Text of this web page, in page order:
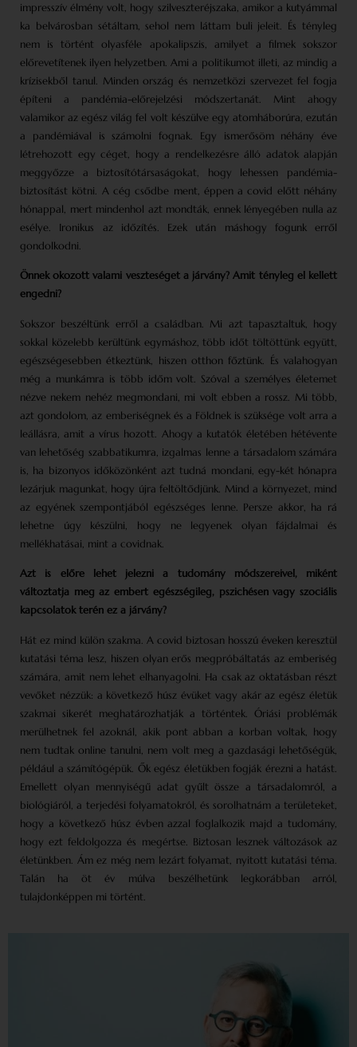
impresszív élmény volt, hogy szilveszteréjszaka, amikor a kutyámmal
ka belvárosban sétáltam, sehol nem láttam buli jeleit. És tényleg
nem is történt olyasféle apokalipszis, amilyet a filmek sokszor
előrevetítenek ilyen helyzetben. Ami a politikumot illeti, az mindig a
krí­zisekből tanul. Minden ország és nemzetközi szervezet fel fogja
építeni a pandémia-előrejelzési módszertanát. Mint ahogy
valamikor az egész világ fel volt készülve egy atomháborúra, ezután
a pandémiával is számolni fognak. Egy ismerősöm néhány éve
létrehozott egy céget, hogy a rendelkezésre álló adatok alapján
meggyőzze a biztosítótársaságokat, hogy lehessen pandémia­
biztosítást kötni. A cég csődbe ment, éppen a covid előtt néhány
hónappal, mert mindenhol azt mondták, ennek lényegében nulla az
esélye. Ironikus az időzítés. Ezek után máshogy fogunk erről
gondolkodni.
Önnek okozott valami veszteséget a járvány? Amit tényleg el kellett
engedni?
Sokszor beszéltünk erről a családban. Mi azt tapasztaltuk, hogy
sokkal közelebb kerültünk egymáshoz, több időt töltöttünk együtt,
egészségesebben étkeztünk, hiszen otthon főztünk. És valahogyan
még a munkámra is több időm volt. Szóval a személyes életemet
nézve nekem nehéz megmondani, mi volt ebben a rossz. Mi több,
azt gondolom, az emberiségnek és a Földnek is szüksége volt arra a
leállásra, amit a vírus hozott. Ahogy a kutatók életében hétévente
van lehetőség szabbatikumra, izgalmas lenne a társadalom számára
is, ha bizonyos időközönként azt tudná mondani, egy-két hónapra
lezárjuk magunkat, hogy újra feltöltődjünk. Mind a környezet, mind
az egyének szempontjából egészséges lenne. Persze akkor, ha rá
lehetne úgy készülni, hogy ne legyenek olyan fájdalmai és
mellékhatásai, mint a covidnak.
Azt is előre lehet jelezni a tudomány módszereivel, miként
változtatja meg az embert egészségileg, pszichésen vagy szociális
kapcsolatok terén ez a járvány?
Hát ez mind külön szakma. A covid biztosan hosszú éveken keresztül
kutatási téma lesz, hiszen olyan erős megpróbáltatás az emberiség
számára, amit nem lehet elhanyagolni. Ha csak az oktatásban részt
vevőket nézzük: a következő húsz évüket vagy akár az egész életük
szakmai sikerét meghatározhatják a történtek. Óriási problémák
merülhetnek fel azoknál, akik pont abban a korban voltak, hogy
nem tudtak online tanulni, nem volt meg a gazdasági lehetőségük,
például a számítógépük. Ők egész életükben fogják érezni a hatást.
Emellett olyan mennyiségű adat gyűlt össze a társadalomról, a
biológiáról, a terjedési folyamatokról, és sorolhatnám a területeket,
hogy a következő húsz évben azzal foglalkozik majd a tudomány,
hogy ezt feldolgozza és megértse. Biztosan lesznek változások az
életünkben. Ám ez még nem lezárt folyamat, nyitott kutatási téma.
Talán ha öt év múlva beszélhetünk legkorábban arról,
tulajdonképpen mi történt.